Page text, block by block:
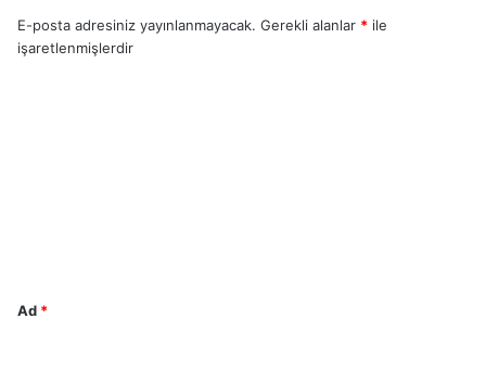
E-posta adresiniz yayınlanmayacak. Gerekli alanlar * ile
işaretlenmişlerdir
Ad *